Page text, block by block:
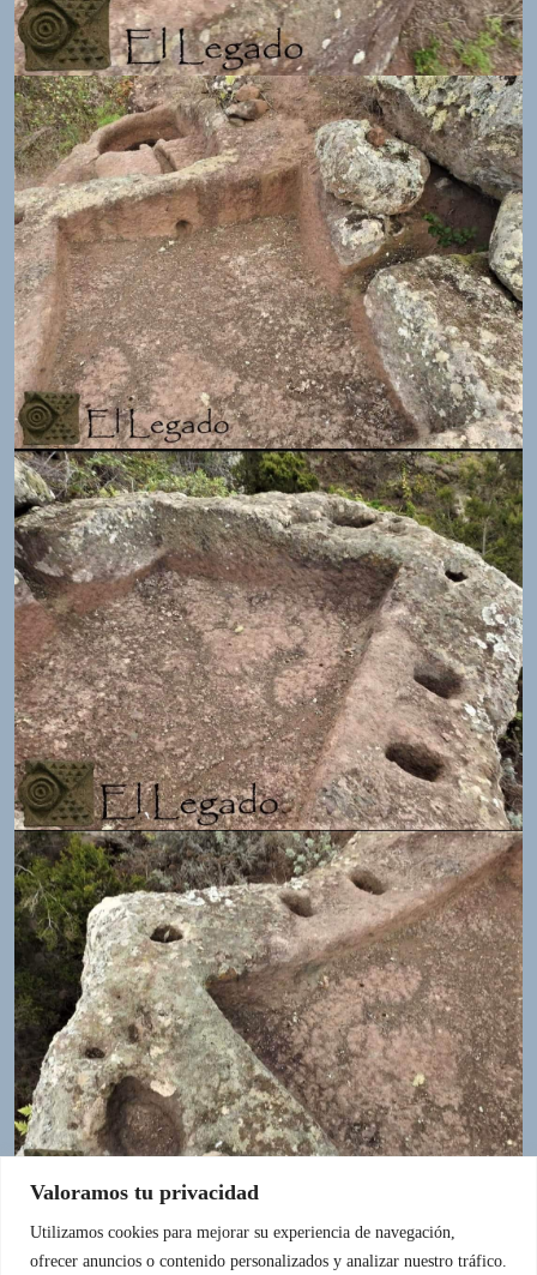
Valoramos tu privacidad
Utilizamos cookies para mejorar su experiencia de navegación,
ofrecer anuncios o contenido personalizados y analizar nuestro tráfico.